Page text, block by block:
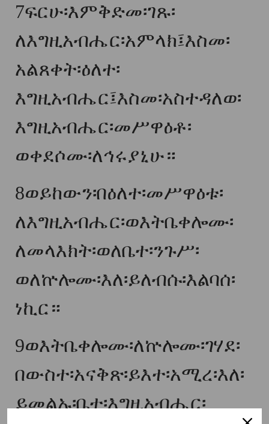
7ፍርሁ፡እምቅድመ፡ገጹ፡
ለእግዚአብሔር፡አምላክ፤እስመ፡
አልጸቀት፡ዕለተ፡
እግዚአብሔር፤እስመ፡አስተዳለወ፡
እግዚአብሔር፡መሥዋዕቶ፡
ወቀደሶሙ፡ለኅሩያኒሁ።
8ወይከውን፡በዕለተ፡መሥዋዕቱ፡
ለእግዚአብሔር፡ወእትቤቀሎሙ፡
ለመላእክት፡ወለቤተ፡ንጉሥ፡
ወለኵሎሙ፡እለ፡ይለብሱ፡እልባሰ፡
ነኪር።
9ወእትቤቀሎሙ፡ለኵሎሙ፡ገሃደ፡
በውስተ፡አናቅጽ፡ይእተ፡አሚረ፡እለ፡
ይመልኡ፡ቤተ፡እግዚአብሔር፡